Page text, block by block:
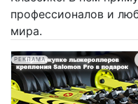
профессионалов и
мира.
РЕКЛАМА